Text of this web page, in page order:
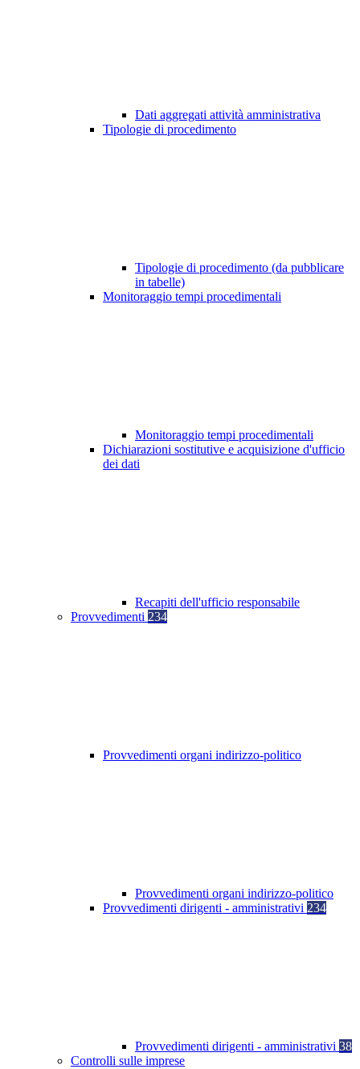
Dati aggregati attività amministrativa
Tipologie di procedimento
Tipologie di procedimento (da pubblicare
in tabelle)
Monitoraggio tempi procedimentali
Monitoraggio tempi procedimentali
Dichiarazioni sostitutive e acquisizione d'ufficio
dei dati
Recapiti dell'ufficio responsabile
Provvedimenti 234
Provvedimenti organi indirizzo-politico
Provvedimenti organi indirizzo-politico
Provvedimenti dirigenti - amministrativi 234
Provvedimenti dirigenti - amministrativi 38
Controlli sulle imprese